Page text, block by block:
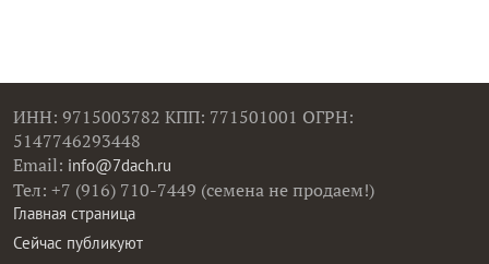
ИНН: 9715003782 КПП: 771501001 ОГРН:
5147746293448
Email: info@7dach.ru
Тел: +7 (916) 710-7449 (семена не продаем!)
Главная страница
Сейчас публикуют